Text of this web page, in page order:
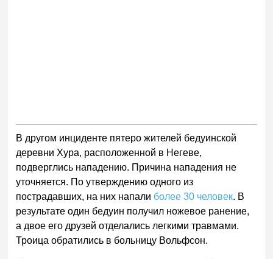
В другом инциденте пятеро жителей бедуинской
деревни Хура, расположенной в Негеве,
подверглись нападению. Причина нападения не
уточняется. По утверждению одного из
пострадавших, на них напали более 30 человек. В
результате один бедуин получил ножевое ранение,
а двое его друзей отделались легкими травмами.
Троица обратились в больницу Вольфсон.